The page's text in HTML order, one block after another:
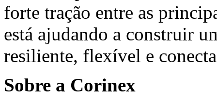
forte tração entre as
está ajudando a construir
resiliente, flexível e
Sobre a Corinex